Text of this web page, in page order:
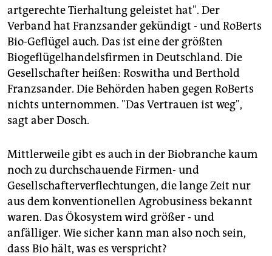
artgerechte Tierhaltung geleistet hat". Der
Verband hat Franzsander gekündigt - und RoBerts
Bio-Geflügel auch. Das ist eine der größten
Biogeflügelhandelsfirmen in Deutschland. Die
Gesellschafter heißen: Roswitha und Berthold
Franzsander. Die Behörden haben gegen RoBerts
nichts unternommen. "Das Vertrauen ist weg",
sagt aber Dosch.
Mittlerweile gibt es auch in der Biobranche kaum
noch zu durchschauende Firmen- und
Gesellschafterverflechtungen, die lange Zeit nur
aus dem konventionellen Agrobusiness bekannt
waren. Das Ökosystem wird größer - und
anfälliger. Wie sicher kann man also noch sein,
dass Bio hält, was es verspricht?